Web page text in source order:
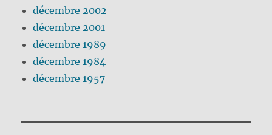
décembre 2002
décembre 2001
décembre 1989
décembre 1984
décembre 1957